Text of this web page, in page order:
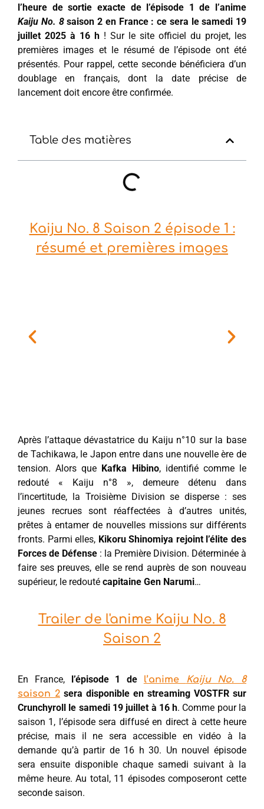
l’heure de sortie exacte de l’épisode 1 de l’anime
Kaiju No. 8saison 2 en France : ce sera le samedi 19
juillet 2025 à 16 h ! Sur le site officiel du projet, les
premières images et le résumé de l’épisode ont été
présentés. Pour rappel, cette seconde bénéficiera d’un
doublage en français, dont la date précise de
lancement doit encore être confirmée.
Table des matières
Kaiju No. 8 Saison 2 épisode 1 :
résumé et premières images
Après l’attaque dévastatrice du Kaiju n°10 sur la base
de Tachikawa, le Japon entre dans une nouvelle ère de
tension. Alors que Kafka Hibino, identifié comme le
redouté « Kaiju n°8 », demeure détenu dans
l’incertitude, la Troisième Division se disperse : ses
jeunes recrues sont réaffectées à d’autres unités,
prêtes à entamer de nouvelles missions sur différents
fronts. Parmi elles, Kikoru Shinomiya rejoint l’élite des
Forces de Défense : la Première Division. Déterminée à
faire ses preuves, elle se rend auprès de son nouveau
supérieur, le redouté capitaine Gen Narumi…
Trailer de l'anime Kaiju No. 8
Saison 2
En France, l’épisode 1 de l’anime
Kaiju No. 8
saison 2 sera disponible en streaming VOSTFR sur
Crunchyroll le samedi 19 juillet à 16 h. Comme pour la
saison 1, l’épisode sera diffusé en direct à cette heure
précise, mais il ne sera accessible en vidéo à la
demande qu’à partir de 16 h 30. Un nouvel épisode
sera ensuite disponible chaque samedi suivant à la
même heure. Au total, 11 épisodes composeront cette
seconde saison.